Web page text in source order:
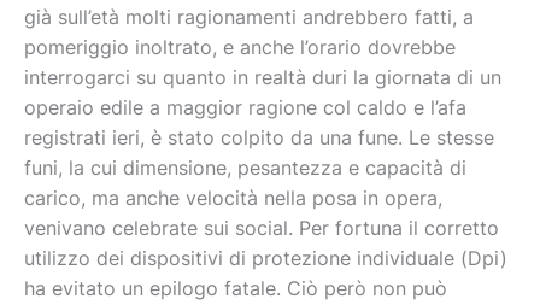
già sull’età molti ragionamenti andrebbero fatti, a
pomeriggio inoltrato, e anche l’orario dovrebbe
interrogarci su quanto in realtà duri la giornata di un
operaio edile a maggior ragione col caldo e l’afa
registrati ieri, è stato colpito da una fune. Le stesse
funi, la cui dimensione, pesantezza e capacità di
carico, ma anche velocità nella posa in opera,
venivano celebrate sui social. Per fortuna il corretto
utilizzo dei dispositivi di protezione individuale (Dpi)
ha evitato un epilogo fatale. Ciò però non può